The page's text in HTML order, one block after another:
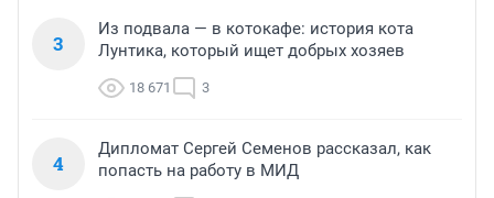
3
Из подвала — в котокафе: история кота
Лунтика, который ищет добрых хозяев
18 671 3
4
Дипломат Сергей Семенов рассказал, как
попасть на работу в МИД